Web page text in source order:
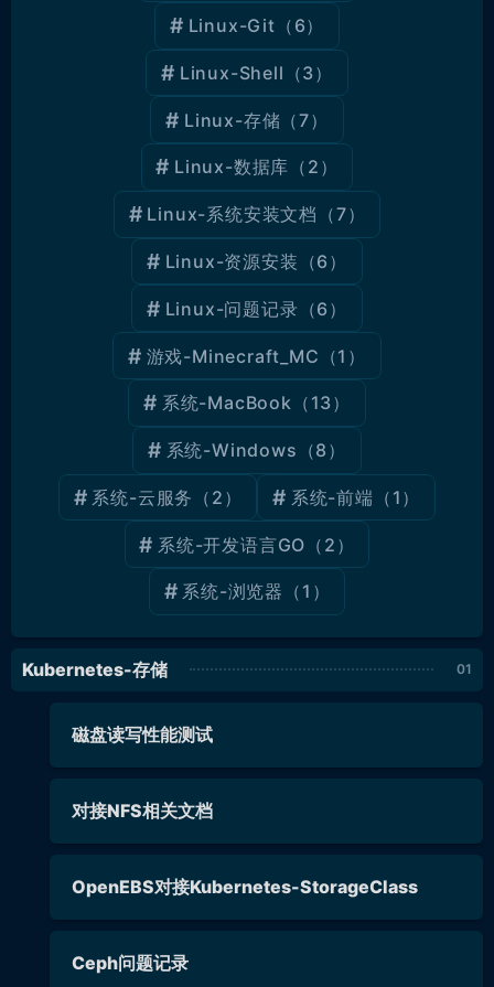
Linux-Git （6）
Linux-Shell （3）
Linux-存储 （7）
Linux-数据库 （2）
Linux-系统安装文档 （7）
Linux-资源安装 （6）
Linux-问题记录 （6）
游戏-Minecraft_MC （1）
系统-MacBook （13）
系统-Windows （8）
系统-云服务 （2） 系统-前端 （1）
系统-开发语言GO （2）
系统-浏览器 （1）
Kubernetes-存储
磁盘读写性能测试
对接NFS相关文档
OpenEBS对接Kubernetes-StorageClass
Ceph问题记录